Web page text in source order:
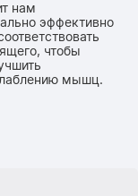
нам
эффективно
чтобы
мышц.